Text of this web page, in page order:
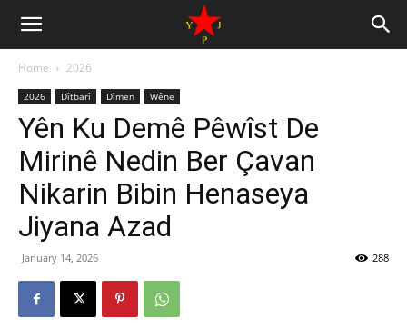
Home 2026
2026 Dîtbarî Dîmen Wêne
Yên Ku Demê Pêwîst De
Mirinê Nedin Ber Çavan
Nikarin Bibin Henaseya
Jiyana Azad
January 14, 2026 288